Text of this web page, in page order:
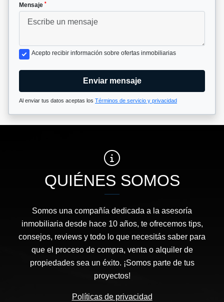
Mensaje *
Acepto recibir información sobre ofertas inmobiliarias
Enviar mensaje
Al enviar tus datos aceptas los Términos de servicio y privacidad
QUIÉNES SOMOS
Somos una compañía dedicada a la asesoría
inmobiliaria desde hace 10 años, te ofrecemos tips,
consejos, reviews y todo lo que necesitás saber para
que el proceso de compra, venta o alquiler de
propiedades sea un éxito. ¡Somos parte de tus
proyectos!
Políticas de privacidad